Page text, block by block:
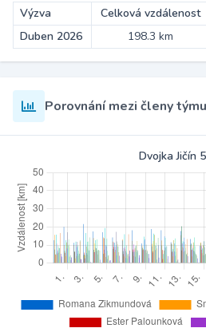
Výzva Celková vzdálenost
Duben 2026
198.3 km
Porovnání mezi členy týmu
Dvojka Jičín